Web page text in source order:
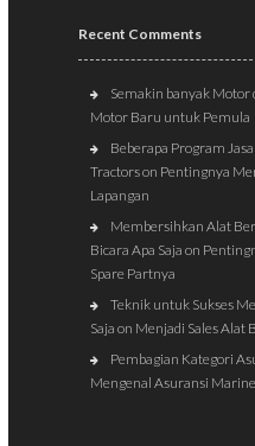
Recent Comments
Semakin banyak Motor
Motor Baru untuk Pemula
Beberapa Program
Tractorson Pentingnya
Lapangan
Membersihkan Alat
Bicara Apa Saja on
Spare Partnya
Teknik untuk Sukses
Saja on Menjadi Sales Alat
Pembagian Kategori
Mengenal Asuransi